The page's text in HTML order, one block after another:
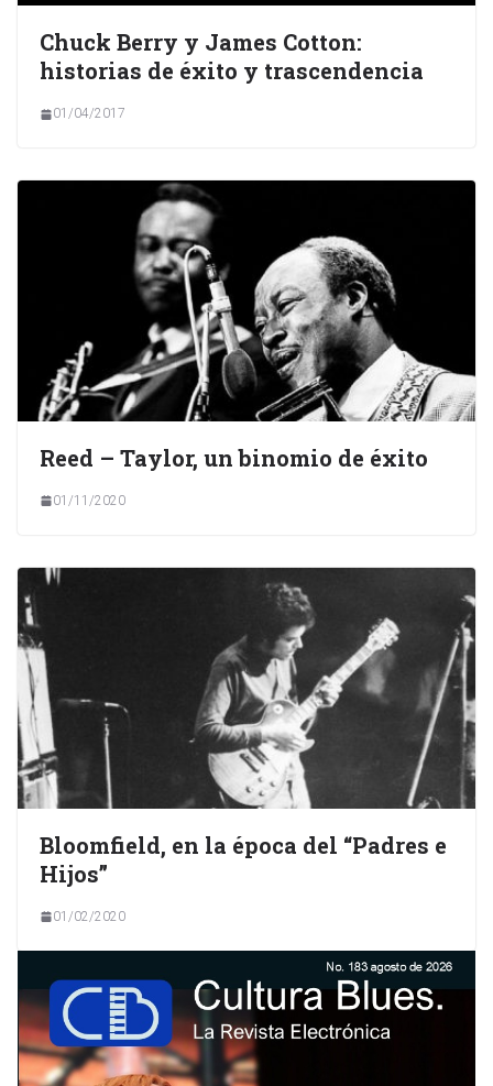
Chuck Berry y James Cotton:
historias de éxito y trascendencia
01/04/2017
Reed – Taylor, un binomio de éxito
01/11/2020
Bloomfield, en la época del “Padres e
Hijos”
01/02/2020